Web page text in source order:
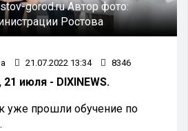
gorod.ruАвтор фото:
Ростова
21.07.2022 13:34 8346
июля - DIXINEWS.
уже прошли обучение по